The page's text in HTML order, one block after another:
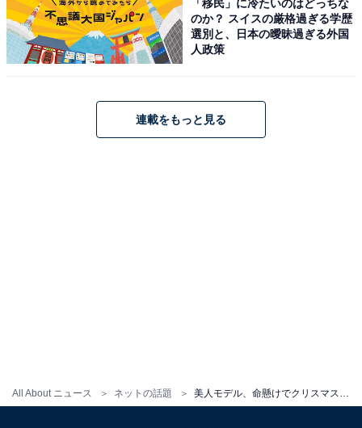
All About ニュース ネットの話題
「移民」に冷たいのはどっちな
のか？ スイスの厳格過ぎる学歴
選別と、日本の曖昧過ぎる外国
人政策
連載をもっと見る